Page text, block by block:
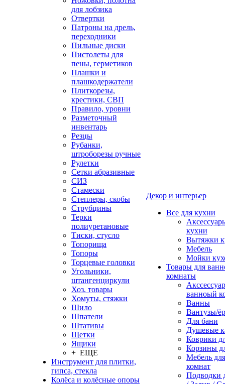
для лобзика
Отвертки
Патроны на дрель,
переходники
Пильные диски
Пистолеты для
пены, герметиков
Плашки и
плашкодержатели
Плиткорезы,
крестики, СВП
Правило, уровни
Разметочный
инвентарь
Резцы
Рубанки,
штроборезы ручные
Рулетки
Сетки абразивные
СИЗ
Стамески
Степлеры, скобы
Струбцины
Терки
полиуретановые
Тиски, стусло
Топорища
Топоры
Торцевые головки
Угольники,
штангенциркули
Хоз. товары
Хомуты, стяжки
Шило
Шпатели
Штативы
Щетки
Ящики
+ ЕЩЕ
Инструмент для плитки,
гипса, стекла
Колёса и колёсные опоры
Декор и интерьер
Все для кухни
кухни
Вытяжки
Мебель
Мойки
Товары для
комнаты
ванноый
Ванны
Вантузы/
Для бани
Душевые
Коврики
Корзины
Мебель
комнат
Подводки